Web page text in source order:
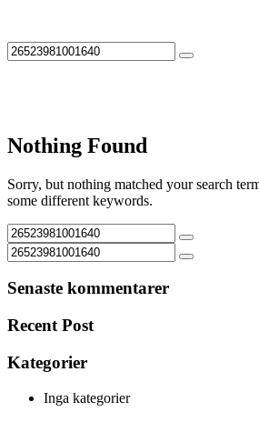
Nothing Found
Sorry, but nothing matched your search
some different keywords.
Senaste kommentarer
Recent Post
Kategorier
Inga kategorier